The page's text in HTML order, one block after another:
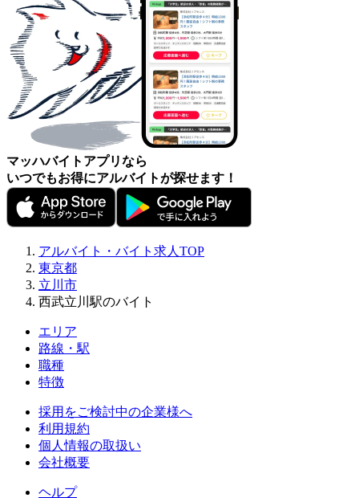
マッハバイトアプリなら
いつでもお得にアルバイトが探せます！
アルバイト・バイト求人TOP
東京都
立川市
西武立川駅のバイト
エリア
路線・駅
職種
特徴
採用をご検討中の企業様へ
利用規約
個人情報の取扱い
会社概要
ヘルプ